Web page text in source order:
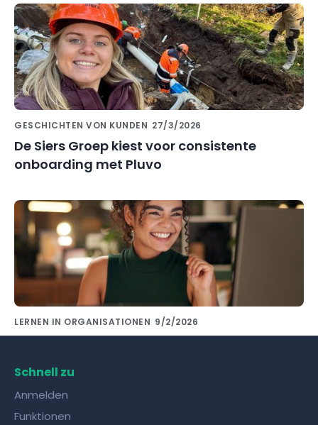
GESCHICHTEN VON KUNDEN 27/3/2026
De Siers Groep kiest voor consistente
onboarding met Pluvo
LERNEN IN ORGANISATIONEN 9/2/2026
Schnell zu
Anmelden
Funktionen